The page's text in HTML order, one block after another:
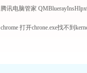
chrome 打开chrone.exe找不到